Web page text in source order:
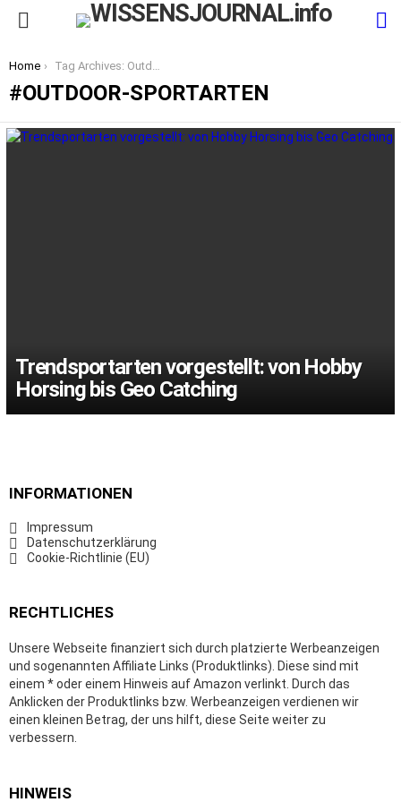
You are here:
Home Tag Archives: Outdoor-Sportarten
OUTDOOR-SPORTARTEN
Trendsportarten vorgestellt: von Hobby
Horsing bis Geo Catching
INFORMATIONEN
Impressum
Datenschutzerklärung
Cookie-Richtlinie (EU)
RECHTLICHES
Unsere Webseite finanziert sich durch platzierte Werbeanzeigen
und sogenannten Affiliate Links (Produktlinks). Diese sind mit
einem * oder einem Hinweis auf Amazon verlinkt. Durch das
Anklicken der Produktlinks bzw. Werbeanzeigen verdienen wir
einen kleinen Betrag, der uns hilft, diese Seite weiter zu
verbessern.
HINWEIS